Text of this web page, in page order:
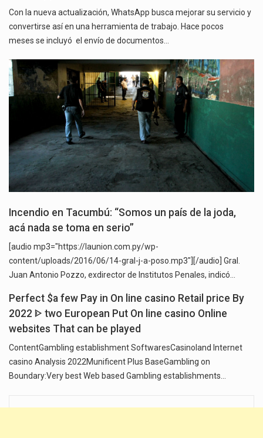
Con la nueva actualización, WhatsApp busca mejorar su servicio y
convertirse así en una herramienta de trabajo. Hace pocos
meses se incluyó el envío de documentos…
Incendio en Tacumbú: “Somos un país de la joda,
acá nada se toma en serio”
[audio mp3="https://launion.com.py/wp-
content/uploads/2016/06/14-gral-j-a-poso.mp3"][/audio] Gral.
Juan Antonio Pozzo, exdirector de Institutos Penales, indicó…
Perfect $a few Pay in On line casino Retail price By
2022 ᐈ two European Put On line casino Online
websites That can be played
ContentGambling establishment SoftwaresCasinoland Internet
casino Analysis 2022Munificent Plus BaseGambling on
Boundary:Very best Web based Gambling establishments…